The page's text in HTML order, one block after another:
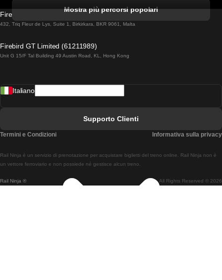
Treni Da Lisbona A Lagos
Treni Da Lisbona A Madrid
Treni Da Lisbon A Braga
Treni Da Braga A Lisbona
Mostra più percorsi popolari
Firebird GT Limited (OC 1451)
432, Triq Fleur de Lys, Suite 1, Birkirkara, BKR 9061, Malta
Firebird GT Limited (61211989)
Unit G 15/F Tal Building 49 Austin Road, KL, Hong Kong
Rail Ninja ® All Rights Reserved © 2026
Rail Ninja è un servizio di prenotazione per acquistare biglietti del treno online. Rail Ninja non è
un vettore ferroviario e non possiede né gestisce alcun treno.
Italiano
Supporto Clienti
Termini e Condizioni Informativa sulla privacy